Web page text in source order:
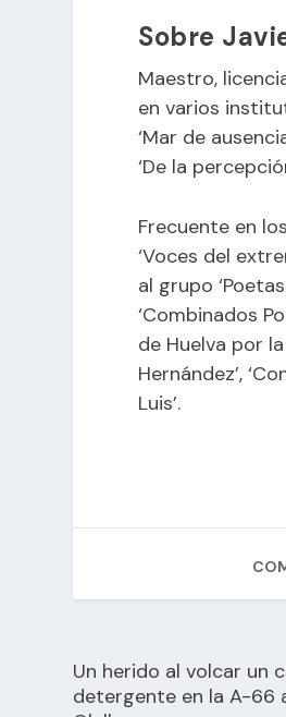
Sobre
Maestro,
en varios
‘Mar de
‘De la
Frecuente en
‘Voces del
al grupo
‘Combinados
de Huelva por la
Hernández’,
Luis’.
Un herido al volcar un
detergente en la A-66